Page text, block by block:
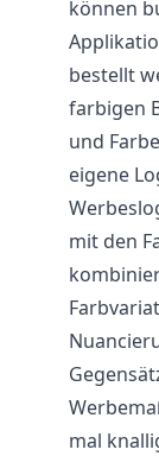
können
bestellt
farbigen
und
eigene
mit den
mal